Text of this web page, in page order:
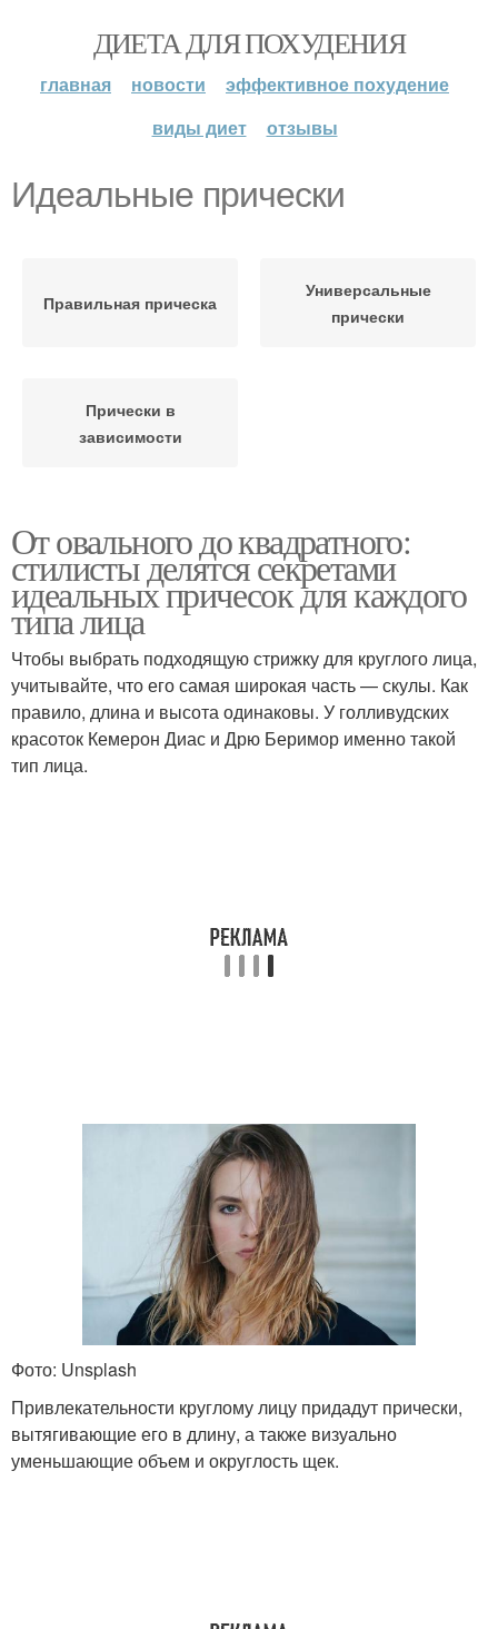
ДИЕТА ДЛЯ ПОХУДЕНИЯ
главная новости
эффективное похудение
виды диет
отзывы
Идеальные прически
Правильная прическа
Универсальные
прически
Прически в
зависимости
От овального до квадратного:
стилисты делятся секретами
идеальных причесок для каждого
типа лица
Чтобы выбрать подходящую стрижку для круглого лица,
учитывайте, что его самая широкая часть — скулы. Как
правило, длина и высота одинаковы. У голливудских
красоток Кемерон Диас и Дрю Беримор именно такой
тип лица.
Фото: Unsplash
Привлекательности круглому лицу придадут прически,
вытягивающие его в длину, а также визуально
уменьшающие объем и округлость щек.